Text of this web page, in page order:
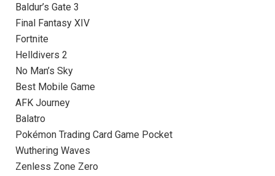
Baldur’s Gate 3
Final Fantasy XIV
Fortnite
Helldivers 2
No Man’s Sky
Best Mobile Game
AFK Journey
Balatro
Pokémon Trading Card Game Pocket
Wuthering Waves
Zenless Zone Zero